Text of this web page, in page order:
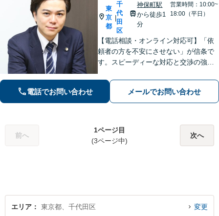
東
京
都
|
千
代
田
区
神保町駅
から徒歩1
分
営業時間：10:00~
18:00（平日）
【電話相談・オンライン対応可】「依
頼者の方を不安にさせない」が信条で
す。スピーディーな対応と交渉の強さ
件・相続など何でもご相談ください。
私が最後まであなたの味方になりま
す。
電話でお問い合わせ メールでお問い合わせ
前へ
1ページ目
(3ページ中)
次へ
エリア 東京都、千代田区 変更